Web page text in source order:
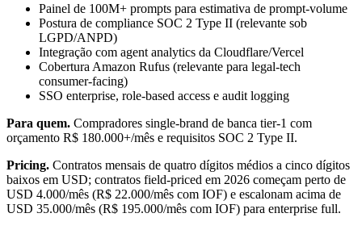
Painel de 100M+ prompts para estimativa de prompt-volume
Postura de compliance SOC 2 Type II (relevante sob
LGPD/ANPD)
Integração com agent analytics da Cloudflare/Vercel
Cobertura Amazon Rufus (relevante para legal-tech
consumer-facing)
SSO enterprise, role-based access e audit logging
Para quem. Compradores single-brand de banca tier-1 com
orçamento R$ 180.000+/mês e requisitos SOC 2 Type II.
Pricing. Contratos mensais de quatro dígitos médios a cinco dígitos
baixos em USD; contratos field-priced em 2026 começam perto de
USD 4.000/mês (R$ 22.000/mês com IOF) e escalonam acima de
USD 35.000/mês (R$ 195.000/mês com IOF) para enterprise full.